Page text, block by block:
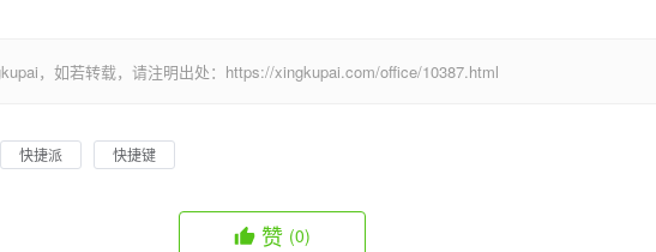
，如若转载，请注明出处：https://xingkupai.com/office/10387.html
快捷派 快捷键
赞 (0)